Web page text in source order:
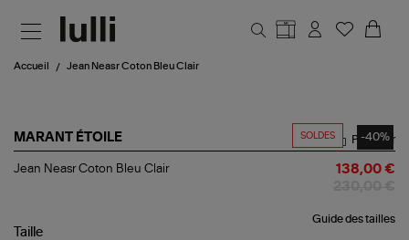
Accueil Jean Neasr Coton Bleu Clair
SOLDES -40%
MARANT ÉTOILE
Jean
Clair
Partager
Jean Neasr Coton Bleu Clair 138,00 €
Guide des tailles
Taille